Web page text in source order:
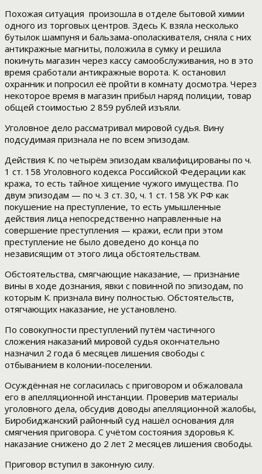
Похожая ситуация произошла в отделе бытовой химии
одного из торговых центров. Здесь К. взяла несколько
бутылок шампуня и бальзама-ополаскивателя, сняла с них
антикражные магниты, положила в сумку и решила
покинуть магазин через кассу самообслуживания, но в это
время сработали антикражные ворота. К. остановил
охранник и попросил её пройти в комнату досмотра. Через
некоторое время в магазин прибыл наряд полиции, товар
общей стоимостью 2 859 рублей изъяли.
Уголовное дело рассматривал мировой судья. Вину
подсудимая признала не по всем эпизодам.
Действия К. по четырём эпизодам квалифицированы по ч.
1 ст. 158 Уголовного кодекса Российской Федерации как
кража, то есть тайное хищение чужого имущества. По
двум эпизодам — по ч. 3 ст. 30, ч. 1 ст. 158 УК РФ как
покушение на преступление, то есть умышленные
действия лица непосредственно направленные на
совершение преступления — кражи, если при этом
преступление не было доведено до конца по
независящим от этого лица обстоятельствам.
Обстоятельства, смягчающие наказание, — признание
вины в ходе дознания, явки с повинной по эпизодам, по
которым К. признала вину полностью. Обстоятельств,
отягчающих наказание, не установлено.
По совокупности преступлений путём частичного
сложения наказаний мировой судья окончательно
назначил 2 года 6 месяцев лишения свободы с
отбыванием в колонии-поселении.
Осуждённая не согласилась с приговором и обжаловала
его в апелляционной инстанции. Проверив материалы
уголовного дела, обсудив доводы апелляционной жалобы,
Биробиджанский районный суд нашёл основания для
смягчения приговора. С учётом состояния здоровья К.
наказание снижено до 2 лет 2 месяцев лишения свободы.
Приговор вступил в законную силу.